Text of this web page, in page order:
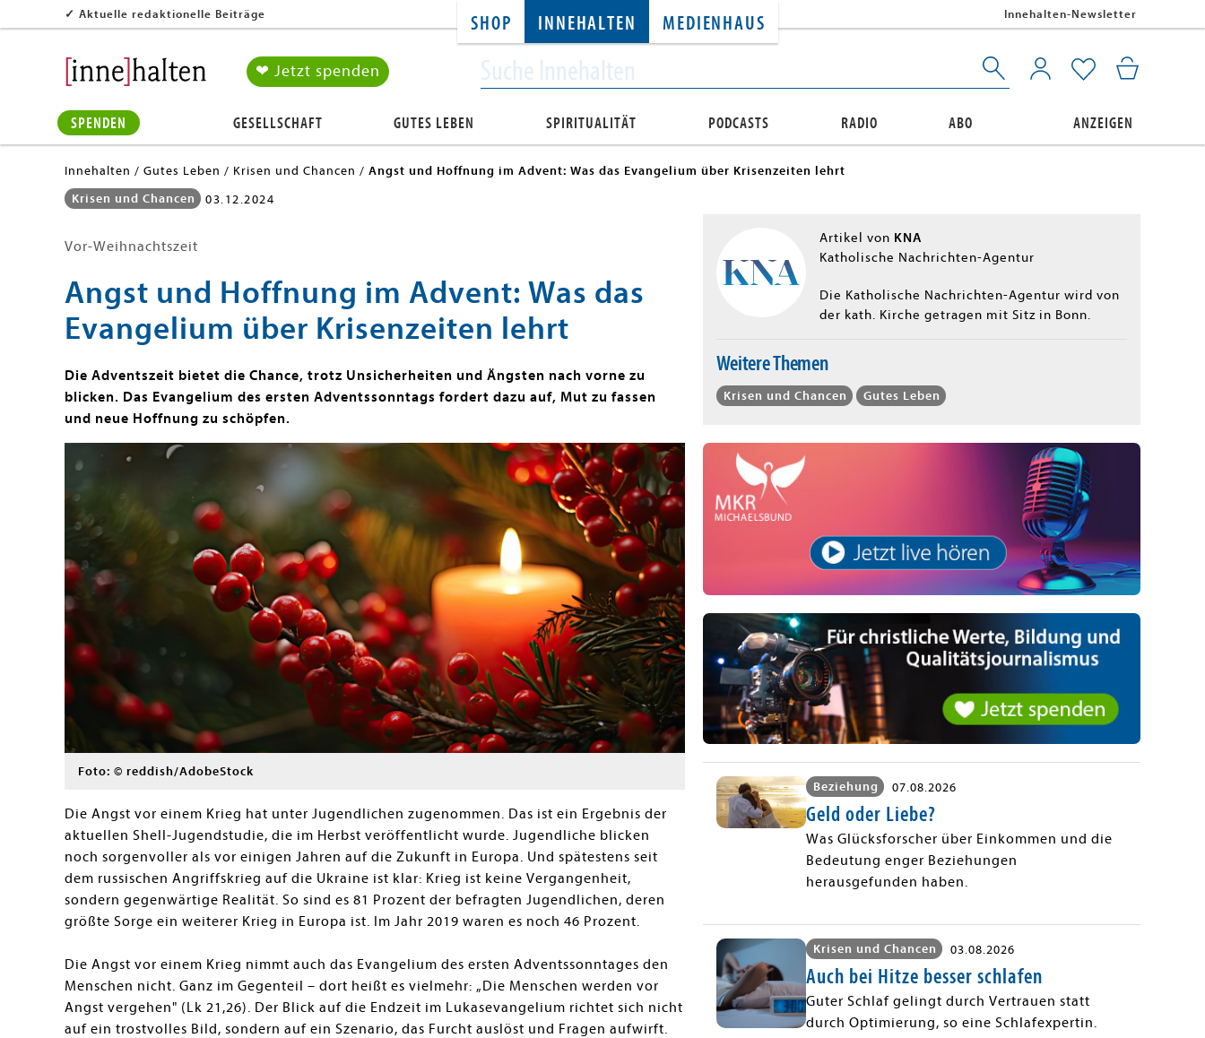
SHOP INNEHALTEN MEDIENHAUS
✓ Aktuelle redaktionelle Beiträge Innehalten-Newsletter
❤ Jetzt spenden
SPENDEN GESELLSCHAFT GUTES LEBEN SPIRITUALITÄT PODCASTS RADIO ABO ANZEIGEN
Innehalten Gutes Leben Krisen und Chancen
Angst und Hoffnung im Advent: Was das Evangelium über Krisenzeiten lehrt
Krisen und Chancen
03.12.2024
Vor-Weihnachtszeit
Angst und Hoffnung im Advent: Was das
Evangelium über Krisenzeiten lehrt
Die Adventszeit bietet die Chance, trotz Unsicherheiten und Ängsten nach vorne zu
blicken. Das Evangelium des ersten Adventssonntags fordert dazu auf, Mut zu fassen
und neue Hoffnung zu schöpfen.
Foto: © reddish/AdobeStock
Die Angst vor einem Krieg hat unter Jugendlichen zugenommen. Das ist ein Ergebnis der
aktuellen Shell-Jugendstudie, die im Herbst veröffentlicht wurde. Jugendliche blicken
noch sorgenvoller als vor einigen Jahren auf die Zukunft in Europa. Und spätestens seit
dem russischen Angriffskrieg auf die Ukraine ist klar: Krieg ist keine Vergangenheit,
sondern gegenwärtige Realität. So sind es 81 Prozent der befragten Jugendlichen, deren
größte Sorge ein weiterer Krieg in Europa ist. Im Jahr 2019 waren es noch 46 Prozent.
Die Angst vor einem Krieg nimmt auch das Evangelium des ersten Adventssonntages den
Menschen nicht. Ganz im Gegenteil – dort heißt es vielmehr: „Die Menschen werden vor
Angst vergehen" (Lk 21,26). Der Blick auf die Endzeit im Lukasevangelium richtet sich nicht
auf ein trostvolles Bild, sondern auf ein Szenario, das Furcht auslöst und Fragen aufwirft.
Artikel von KNA
Katholische Nachrichten-Agentur
Die Katholische Nachrichten-Agentur wird von
der kath. Kirche getragen mit Sitz in Bonn.
Weitere Themen
Krisen und Chancen Gutes Leben
Beziehung 07.08.2026
Geld oder Liebe?
Was Glücksforscher über Einkommen und die
Bedeutung enger Beziehungen
herausgefunden haben.
Krisen und Chancen 03.08.2026
Auch bei Hitze besser schlafen
Guter Schlaf gelingt durch Vertrauen statt
durch Optimierung, so eine Schlafexpertin.